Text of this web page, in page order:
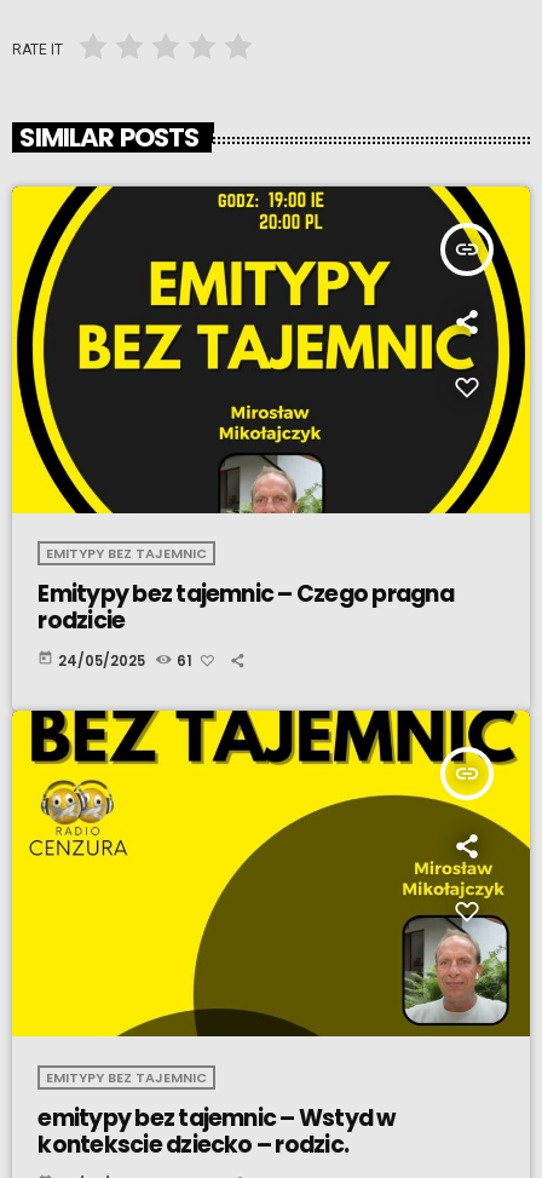
RATE IT
SIMILAR POSTS
insert_link
EMITYPY BEZ TAJEMNIC
Emitypy bez tajemnic – Czego pragna
rodzicie
today 24/05/2025 61
insert_link
EMITYPY BEZ TAJEMNIC
emitypy bez tajemnic – Wstyd w
kontekscie dziecko – rodzic.